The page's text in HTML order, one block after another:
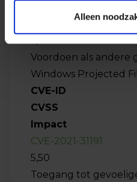
Alleen
CVE-2020-26144
Voordoen als andere
Windows Projected
CVE-ID
CVSS
Impact
CVE-2021-31191
5,50
Toegang tot